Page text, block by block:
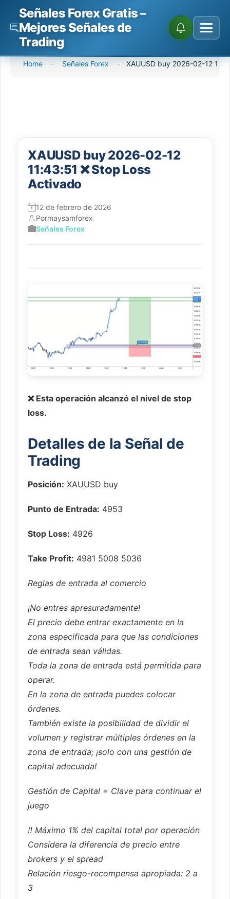
Saltar
Señales Forex Gratis –
Mejores Señales de
Trading
Home - Señales Forex - XAUUSD buy 2026-02-12
XAUUSD buy 2026-02-12
11:43:51 ❌ Stop Loss
Activado
12 de febrero de 2026
Pormaysamforex
Señales Forex
❌ Esta operación alcanzó el nivel de stop
loss.
Detalles de la Señal de
Trading
Posición: XAUUSD buy
Punto de Entrada: 4953
Stop Loss: 4926
Take Profit: 4981 5008 5036
Reglas de entrada al comercio
¡No entres apresuradamente!
El precio debe entrar exactamente en la
zona especificada para que las condiciones
de entrada sean válidas.
Toda la zona de entrada está permitida para
operar.
En la zona de entrada puedes colocar
órdenes.
También existe la posibilidad de dividir el
volumen y registrar múltiples órdenes en la
zona de entrada; ¡solo con una gestión de
capital adecuada!
Gestión de Capital = Clave para continuar el
juego
‼️ Máximo 1% del capital total por operación
Considera la diferencia de precio entre
brokers y el spread
Relación riesgo-recompensa apropiada: 2 a
3